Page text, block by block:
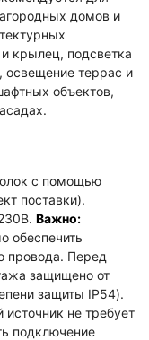
домов и
крылец, подсветка
освещение террас и
объектов,
с помощью
поставки).
Важно:
обеспечить
провода. Перед
защищено от
защиты IP54).
не требует
подключение